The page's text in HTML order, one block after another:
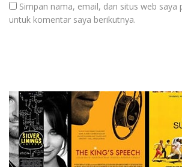
Simpan nama, email, dan situs web saya
untuk komentar saya berikutnya.